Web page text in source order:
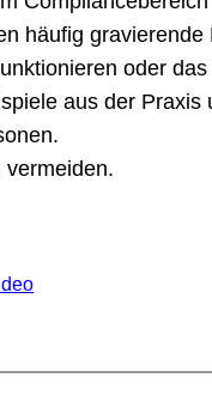
häufig
oder
aus der
vermeiden.